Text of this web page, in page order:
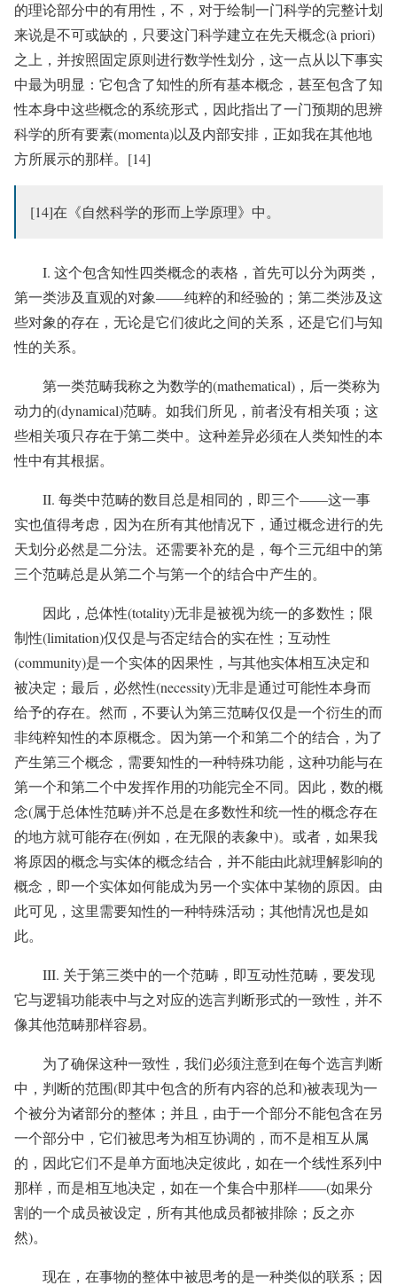
的理论部分中的有用性，不，对于绘制一门科学的完整计划
来说是不可或缺的，只要这门科学建立在先天概念(à priori)
之上，并按照固定原则进行数学性划分，这一点从以下事实
中最为明显：它包含了知性的所有基本概念，甚至包含了知
性本身中这些概念的系统形式，因此指出了一门预期的思辨
科学的所有要素(momenta)以及内部安排，正如我在其他地
方所展示的那样。[14]
[14]在《自然科学的形而上学原理》中。
I. 这个包含知性四类概念的表格，首先可以分为两类，
第一类涉及直观的对象——纯粹的和经验的；第二类涉及这
些对象的存在，无论是它们彼此之间的关系，还是它们与知
性的关系。
第一类范畴我称之为数学的(mathematical)，后一类称为
动力的(dynamical)范畴。如我们所见，前者没有相关项；这
些相关项只存在于第二类中。这种差异必须在人类知性的本
性中有其根据。
II. 每类中范畴的数目总是相同的，即三个——这一事
实也值得考虑，因为在所有其他情况下，通过概念进行的先
天划分必然是二分法。还需要补充的是，每个三元组中的第
三个范畴总是从第二个与第一个的结合中产生的。
因此，总体性(totality)无非是被视为统一的多数性；限
制性(limitation)仅仅是与否定结合的实在性；互动性
(community)是一个实体的因果性，与其他实体相互决定和
被决定；最后，必然性(necessity)无非是通过可能性本身而
给予的存在。然而，不要认为第三范畴仅仅是一个衍生的而
非纯粹知性的本原概念。因为第一个和第二个的结合，为了
产生第三个概念，需要知性的一种特殊功能，这种功能与在
第一个和第二个中发挥作用的功能完全不同。因此，数的概
念(属于总体性范畴)并不总是在多数性和统一性的概念存在
的地方就可能存在(例如，在无限的表象中)。或者，如果我
将原因的概念与实体的概念结合，并不能由此就理解影响的
概念，即一个实体如何能成为另一个实体中某物的原因。由
此可见，这里需要知性的一种特殊活动；其他情况也是如
此。
III. 关于第三类中的一个范畴，即互动性范畴，要发现
它与逻辑功能表中与之对应的选言判断形式的一致性，并不
像其他范畴那样容易。
为了确保这种一致性，我们必须注意到在每个选言判断
中，判断的范围(即其中包含的所有内容的总和)被表现为一
个被分为诸部分的整体；并且，由于一个部分不能包含在另
一个部分中，它们被思考为相互协调的，而不是相互从属
的，因此它们不是单方面地决定彼此，如在一个线性系列中
那样，而是相互地决定，如在一个集合中那样——(如果分
割的一个成员被设定，所有其他成员都被排除；反之亦
然)。
现在，在事物的整体中被思考的是一种类似的联系；因